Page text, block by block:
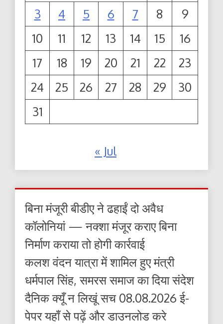
3
4 5 6 7 8
9
10
11 12 13 14 15
16
17
18 19 20 21 22
23
24
25 26 27 28 29
30
31
« Jul
बिना मंजूरी बीडीए ने ढहाईं दो अवैध
कॉलोनियां — नक्शा मंजूर कराए बिना
निर्माण कराया तो होगी कार्रवाई
कलश वंदन यात्रा में शामिल हुए मंत्री
धर्मपाल सिंह, समरस समाज का दिया संदेश
दैनिक क्यूँ न लिखूं सच 08.08.2026 ई-
पेपर यहाँ से पढ़ें और डाउनलोड करे